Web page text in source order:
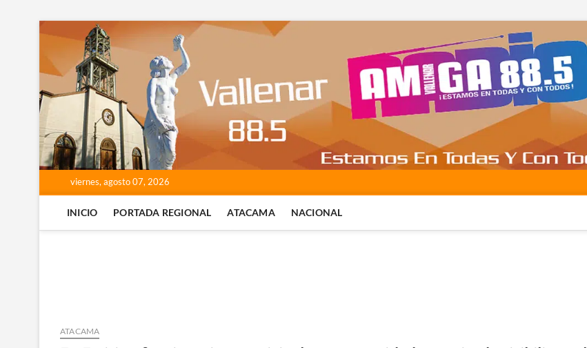
contenido
viernes, agosto 07, 2026
INICIO PORTADA REGIONAL ATACAMA NACIONAL
ATACAMA